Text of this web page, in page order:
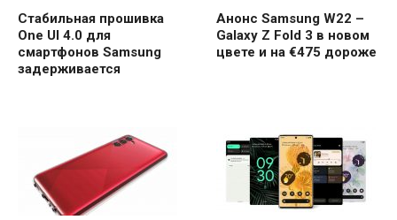
Стабильная прошивка
One UI 4.0 для
смартфонов Samsung
задерживается
Анонс Samsung W22 –
Galaxy Z Fold 3 в новом
цвете и на €475 дороже